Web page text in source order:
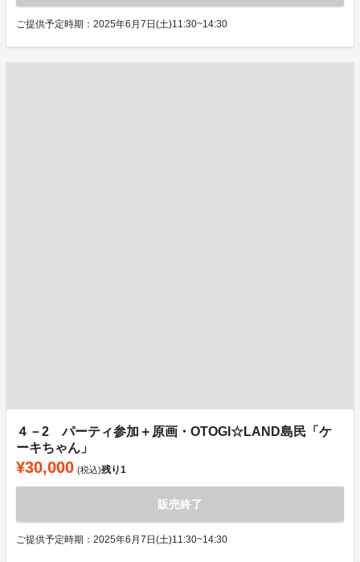
ご提供予定時期：2025年6月7日(土)11:30~14:30
４－2 パーティ参加＋原画・OTOGI☆LAND島民「ケ
ーキちゃん」
¥30,000 (税込)残り1
販売終了
ご提供予定時期：2025年6月7日(土)11:30~14:30